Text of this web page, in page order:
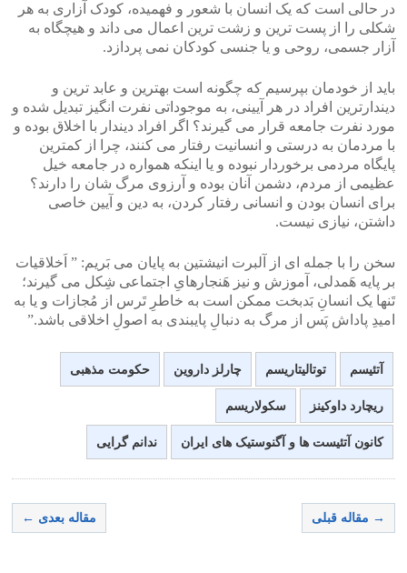
در حالی است که یک انسان با شعور و فهمیده، کودک آزاری به هر
شکلی را از پست ترین و زشت ترین اعمال می داند و هیچگاه به
آزار جسمی، روحی و یا جنسی کودکان نمی پردازد.
باید از خودمان بپرسیم که چگونه است بهترین و عابد ترین و
دیندارترین افراد در هر آیینی، به موجوداتی نفرت انگیز تبدیل شده و
مورد نفرت جامعه قرار می گیرند؟ اگر افراد دیندار با اخلاق بوده و
با مردمان به درستی و انسانیت رفتار می کنند، چرا از کمترین
پایگاه مردمی برخوردار نبوده و یا اینکه همواره در جامعه خیل
عظیمی از مردم، دشمن آنان بوده و آرزوی مرگ شان را دارند؟
برای انسان بودن و انسانی رفتار کردن، به دین و آیین خاصی
داشتن، نیازی نیست.
سخن را با جمله ای از آلبرت انیشتین به پایان می بَریم: ” اَخلاقیات
بر پایه هَمدلی، آموزش و نیز هَنجارهایِ اجتماعی شِکل می گیرند؛
تَنها یک انسانِ بَدبخت ممکن است به خاطرِ تَرس از مُجازات و یا به
امیدِ پاداش پَس از مرگ به دنبالِ پایبندی به اصولِ اخلاقی باشد.”
آتئیسم توتالیتاریسم چارلز داروین حکومت مذهبی
ریچارد داوکینز سکولاریسم
کانون آتئیست ها و آگنوستیک های ایران ندانم گرایی
→ مقاله قبلی مقاله بعدی ←